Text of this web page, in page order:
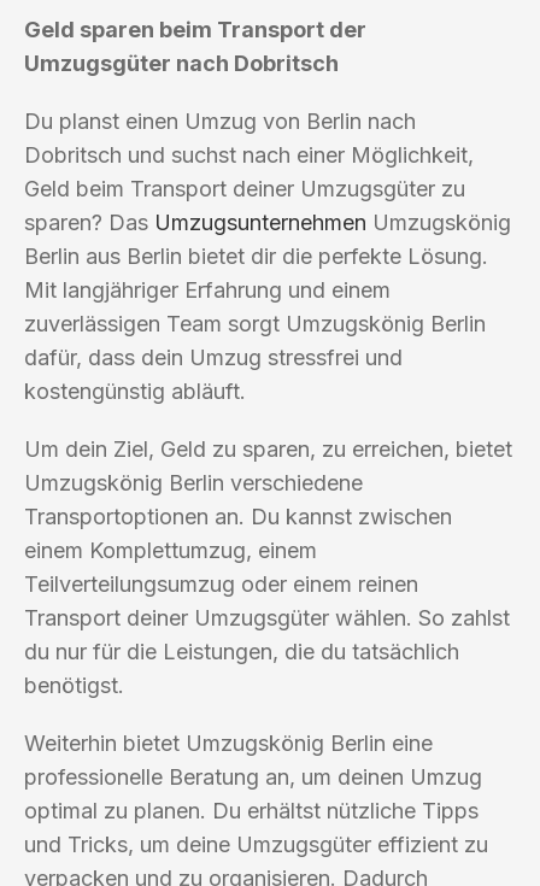
Geld sparen beim Transport der
Umzugsgüter nach Dobritsch
Du planst einen Umzug von Berlin nach
Dobritsch und suchst nach einer Möglichkeit,
Geld beim Transport deiner Umzugsgüter zu
sparen? Das Umzugsunternehmen Umzugskönig
Berlin aus Berlin bietet dir die perfekte Lösung.
Mit langjähriger Erfahrung und einem
zuverlässigen Team sorgt Umzugskönig Berlin
dafür, dass dein Umzug stressfrei und
kostengünstig abläuft.
Um dein Ziel, Geld zu sparen, zu erreichen, bietet
Umzugskönig Berlin verschiedene
Transportoptionen an. Du kannst zwischen
einem Komplettumzug, einem
Teilverteilungsumzug oder einem reinen
Transport deiner Umzugsgüter wählen. So zahlst
du nur für die Leistungen, die du tatsächlich
benötigst.
Weiterhin bietet Umzugskönig Berlin eine
professionelle Beratung an, um deinen Umzug
optimal zu planen. Du erhältst nützliche Tipps
und Tricks, um deine Umzugsgüter effizient zu
verpacken und zu organisieren. Dadurch